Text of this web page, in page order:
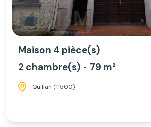
Maison 4 pièce(s)
2 chambre(s)
79 m²
Quillan (11500)